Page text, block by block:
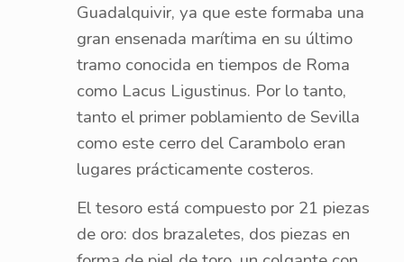
Guadalquivir, ya que este formaba una
gran ensenada marítima en su último
tramo conocida en tiempos de Roma
como Lacus Ligustinus. Por lo tanto,
tanto el primer poblamiento de Sevilla
como este cerro del Carambolo eran
lugares prácticamente costeros.
El tesoro está compuesto por 21 piezas
de oro: dos brazaletes, dos piezas en